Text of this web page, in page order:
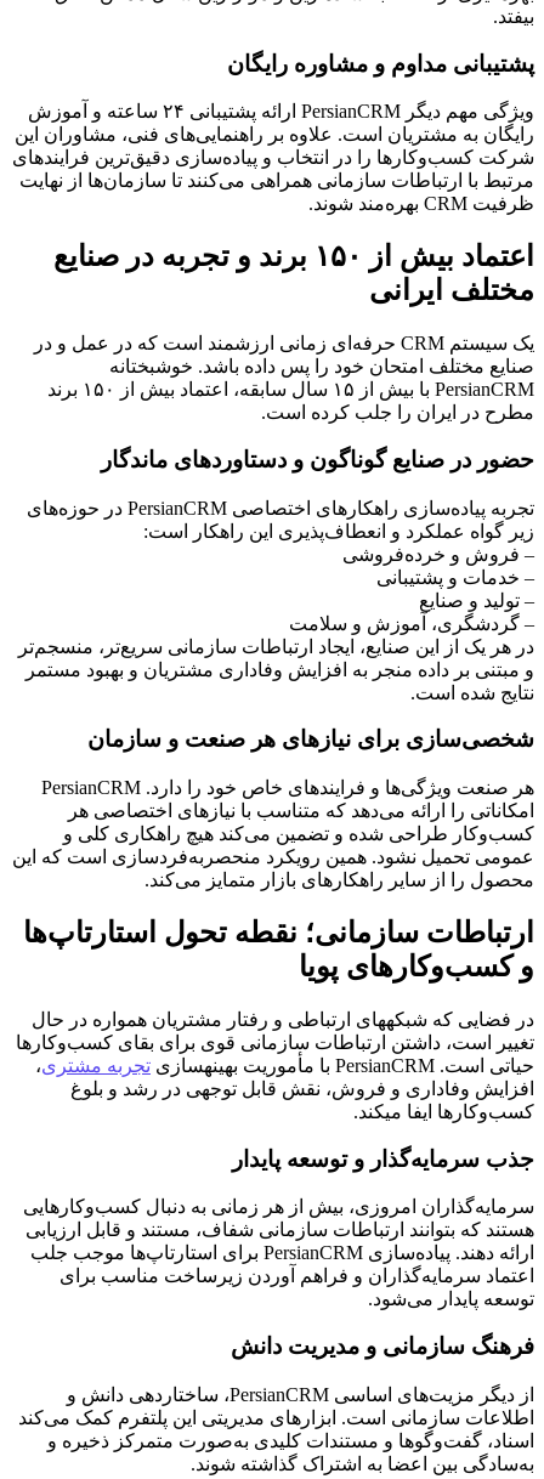
بیفتد.
پشتیبانی مداوم و مشاوره رایگان
ویژگی مهم دیگر PersianCRM ارائه پشتیبانی ۲۴ ساعته و آموزش
رایگان به مشتریان است. علاوه بر راهنمایی‌های فنی، مشاوران این
شرکت کسب‌وکارها را در انتخاب و پیاده‌سازی دقیق‌ترین فرایندهای
مرتبط با ارتباطات سازمانی همراهی می‌کنند تا سازمان‌ها از نهایت
ظرفیت CRM بهره‌مند شوند.
اعتماد بیش از ۱۵۰ برند و تجربه در صنایع
مختلف ایرانی
یک سیستم CRM حرفه‌ای زمانی ارزشمند است که در عمل و در
صنایع مختلف امتحان خود را پس داده باشد. خوشبختانه
PersianCRM با بیش از ۱۵ سال سابقه، اعتماد بیش از ۱۵۰ برند
مطرح در ایران را جلب کرده است.
حضور در صنایع گوناگون و دستاوردهای ماندگار
تجربه پیاده‌سازی راهکارهای اختصاصی PersianCRM در حوزه‌های
زیر گواه عملکرد و انعطاف‌پذیری این راهکار است:
– فروش و خرده‌فروشی
– خدمات و پشتیبانی
– تولید و صنایع
– گردشگری، آموزش و سلامت
در هر یک از این صنایع، ایجاد ارتباطات سازمانی سریع‌تر، منسجم‌تر
و مبتنی بر داده منجر به افزایش وفاداری مشتریان و بهبود مستمر
نتایج شده است.
شخصی‌سازی برای نیازهای هر صنعت و سازمان
هر صنعت ویژگی‌ها و فرایندهای خاص خود را دارد. PersianCRM
امکاناتی را ارائه می‌دهد که متناسب با نیازهای اختصاصی هر
کسب‌وکار طراحی شده و تضمین می‌کند هیچ راهکاری کلی و
عمومی تحمیل نشود. همین رویکرد منحصربه‌فردسازی است که این
محصول را از سایر راهکارهای بازار متمایز می‌کند.
ارتباطات سازمانی؛ نقطه تحول استارتاپ‌ها
و کسب‌وکارهای پویا
در فضایی که شبکه‎های ارتباطی و رفتار مشتریان همواره در حال
تغییر است، داشتن ارتباطات سازمانی قوی برای بقای کسب‌وکارها
حیاتی است. PersianCRM با مأموریت بهینه‎سازی
تجربه مشتری،
افزایش وفاداری و فروش، نقش قابل توجهی در رشد و بلوغ
کسب‌وکارها ایفا می‎کند.
جذب سرمایه‌گذار و توسعه پایدار
سرمایه‌گذاران امروزی، بیش از هر زمانی به دنبال کسب‌وکارهایی
هستند که بتوانند ارتباطات سازمانی شفاف، مستند و قابل ارزیابی
ارائه دهند. پیاده‌سازی PersianCRM برای استارتاپ‌ها موجب جلب
اعتماد سرمایه‌گذاران و فراهم‌ آوردن زیرساخت مناسب برای
توسعه پایدار می‌شود.
فرهنگ سازمانی و مدیریت دانش
از دیگر مزیت‌های اساسی PersianCRM، ساختاردهی دانش و
اطلاعات سازمانی است. ابزارهای مدیریتی این پلتفرم کمک می‌کند
اسناد، گفت‌وگوها و مستندات کلیدی به‌صورت متمرکز ذخیره و
به‌سادگی بین اعضا به اشتراک گذاشته شوند.